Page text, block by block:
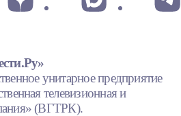
унитарное предприятие
телевизионная и
(ВГТРК).